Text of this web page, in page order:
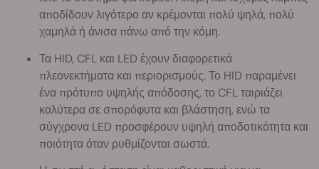
αποδίδουν λιγότερο αν κρέμονται πολύ ψηλά, πολύ
χαμηλά ή άνισα πάνω από την κόμη.
Τα HID, CFL και LED έχουν διαφορετικά
πλεονεκτήματα και περιορισμούς. Το HID παραμένει
ένα πρότυπο υψηλής απόδοσης, το CFL ταιριάζει
καλύτερα σε σπορόφυτα και βλάστηση, ενώ τα
σύγχρονα LED προσφέρουν υψηλή αποδοτικότητα και
ποιότητα όταν ρυθμίζονται σωστά.